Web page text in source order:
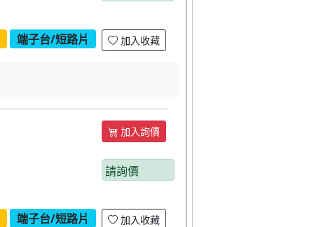
端子台/短路片 加入收藏
加入詢價
請詢價
端子台/短路片 加入收藏